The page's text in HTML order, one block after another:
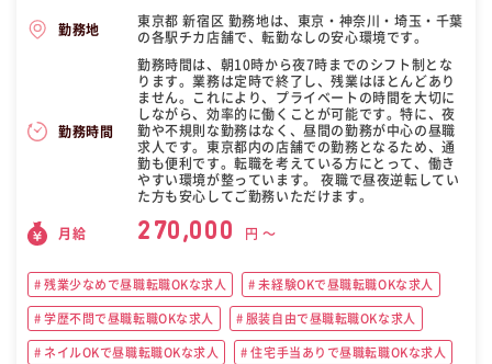
勤務地
東京都 新宿区 勤務地は、東京・神奈川・埼玉・千葉
の各駅チカ店舗で、転勤なしの安心環境です。
勤務時間
勤務時間は、朝10時から夜7時までのシフト制とな
ります。業務は定時で終了し、残業はほとんどあり
ません。これにより、プライベートの時間を大切に
しながら、効率的に働くことが可能です。特に、夜
勤や不規則な勤務はなく、昼間の勤務が中心の昼職
求人です。東京都内の店舗での勤務となるため、通
勤も便利です。転職を考えている方にとって、働き
やすい環境が整っています。 夜職で昼夜逆転してい
た方も安心してご勤務いただけます。
月給 270,000 円 〜
残業少なめで昼職転職OKな求人 未経験OKで昼職転職OKな求人
学歴不問で昼職転職OKな求人 服装自由で昼職転職OKな求人
ネイルOKで昼職転職OKな求人 住宅手当ありで昼職転職OKな求人